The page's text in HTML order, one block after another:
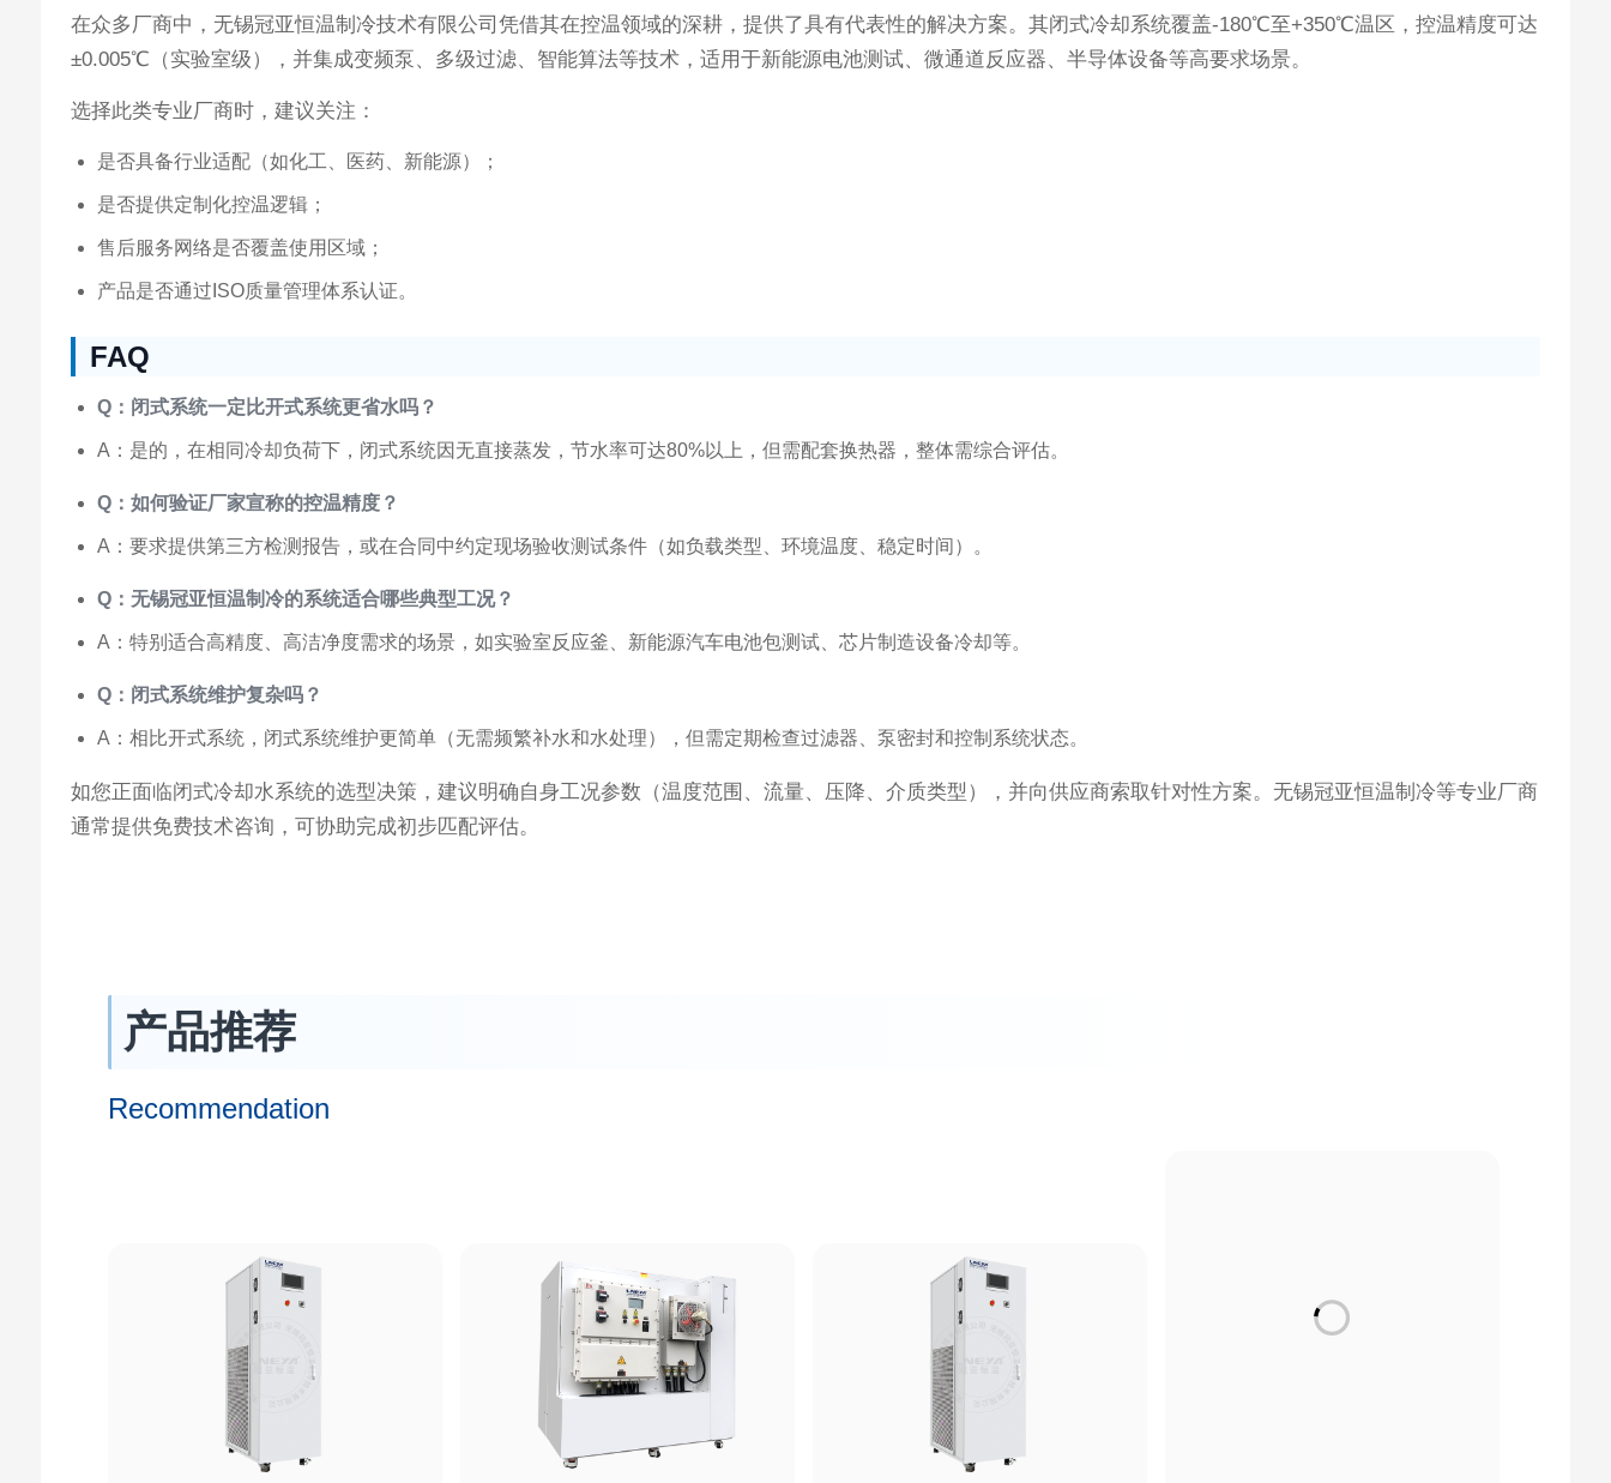
在众多厂商中，无锡冠亚恒温制冷技术有限公司凭借其在控温领域的深耕，提供了具有代表性的解决方案。其闭式冷却系统覆盖-180℃至+350℃温区，控温精度可达
±0.005℃（实验室级），并集成变频泵、多级过滤、智能算法等技术，适用于新能源电池测试、微通道反应器、半导体设备等高要求场景。
选择此类专业厂商时，建议关注：
是否具备行业适配（如化工、医药、新能源）；
是否提供定制化控温逻辑；
售后服务网络是否覆盖使用区域；
产品是否通过ISO质量管理体系认证。
FAQ
Q：闭式系统一定比开式系统更省水吗？
A：是的，在相同冷却负荷下，闭式系统因无直接蒸发，节水率可达80%以上，但需配套换热器，整体需综合评估。
Q：如何验证厂家宣称的控温精度？
A：要求提供第三方检测报告，或在合同中约定现场验收测试条件（如负载类型、环境温度、稳定时间）。
Q：无锡冠亚恒温制冷的系统适合哪些典型工况？
A：特别适合高精度、高洁净度需求的场景，如实验室反应釜、新能源汽车电池包测试、芯片制造设备冷却等。
Q：闭式系统维护复杂吗？
A：相比开式系统，闭式系统维护更简单（无需频繁补水和水处理），但需定期检查过滤器、泵密封和控制系统状态。
如您正面临闭式冷却水系统的选型决策，建议明确自身工况参数（温度范围、流量、压降、介质类型），并向供应商索取针对性方案。无锡冠亚恒温制冷等专业厂商
通常提供免费技术咨询，可协助完成初步匹配评估。
产品推荐
Recommendation
微通道系列制冷加热控温 SR|ZLF系列 FLTZH高温系列